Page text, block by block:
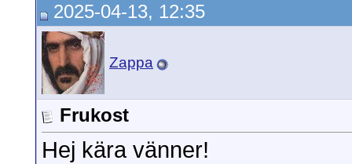
2025-04-13, 12:35
Zappa
Frukost
Hej kära vänner!